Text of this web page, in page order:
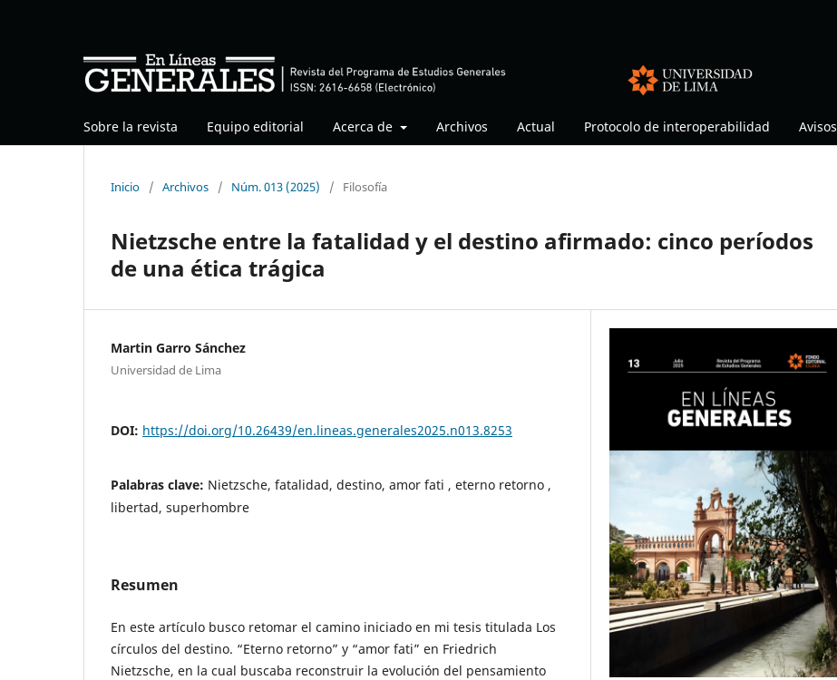
Sobre la revista Equipo editorial Acerca de Archivos Actual Protocolo de interoperabilidad Avisos
Inicio / Archivos / Núm. 013 (2025) / Filosofía
Nietzsche entre la fatalidad y el destino afirmado: cinco períodos
de una ética trágica
Martin Garro Sánchez
Universidad de Lima
DOI: https://doi.org/10.26439/en.lineas.generales2025.n013.8253
Palabras clave: Nietzsche, fatalidad, destino, amor fati , eterno retorno ,
libertad, superhombre
Resumen
En este artículo busco retomar el camino iniciado en mi tesis titulada Los
círculos del destino. “Eterno retorno” y “amor fati” en Friedrich
Nietzsche, en la cual buscaba reconstruir la evolución del pensamiento